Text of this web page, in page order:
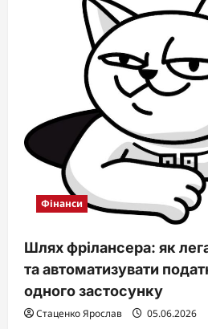
чи
Mastercard
у
2026
році:
детальне
порівняння
для
українців
Фінанси
Шлях фрілансера: як
та автоматизувати
одного застосунку
Стаценко Ярослав 05.06.2026